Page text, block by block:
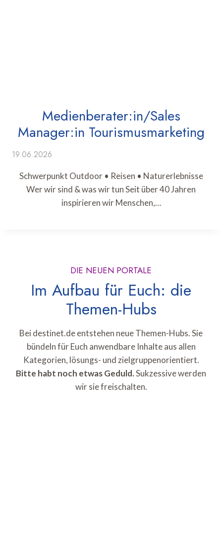
Medienberater:in/Sales
Manager:in Tourismusmarketing
19.06.2026
Schwerpunkt Outdoor • Reisen • Naturerlebnisse
Wer wir sind & was wir tun Seit über 40 Jahren
inspirieren wir Menschen,…
DIE NEUEN PORTALE
Im Aufbau für Euch: die
Themen-Hubs
Bei destinet.de entstehen neue Themen-Hubs. Sie
bündeln für Euch anwendbare Inhalte aus allen
Kategorien, lösungs- und zielgruppenorientiert.
Bitte habt noch etwas Geduld.Sukzessive werden
wir sie freischalten.